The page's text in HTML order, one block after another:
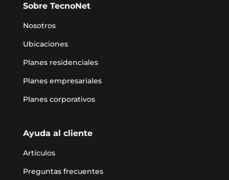
Sobre TecnoNet
Nosotros
Ubicaciones
Planes residenciales
Planes empresariales
Planes corporativos
Ayuda al cliente
Artículos
Preguntas frecuentes